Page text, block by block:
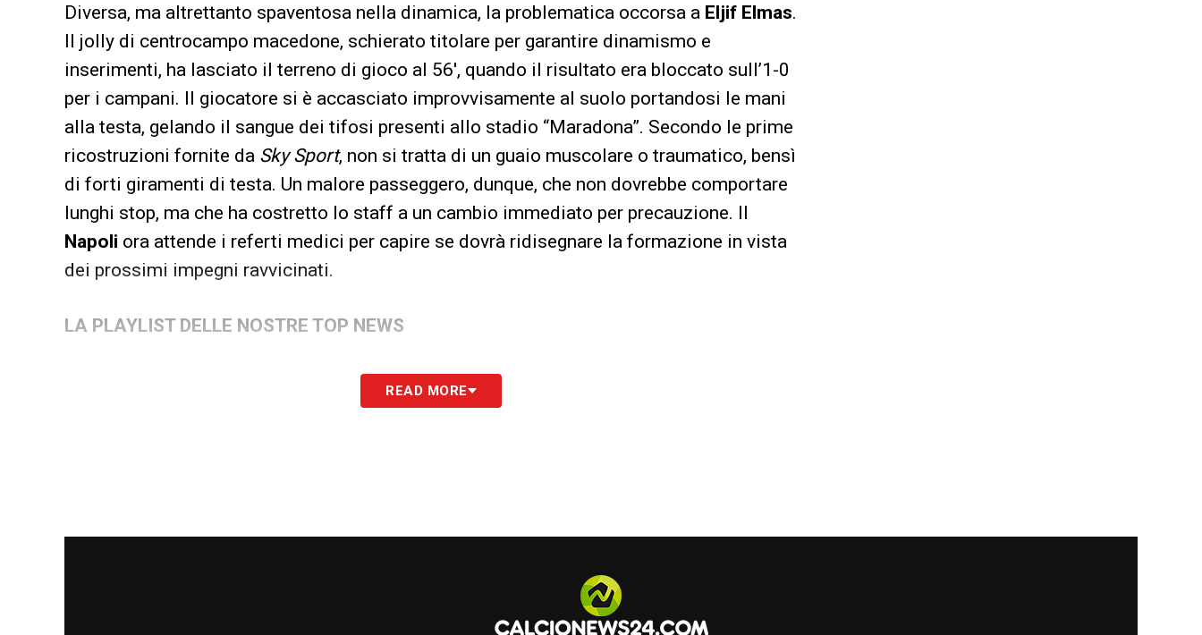
Diversa, ma altrettanto spaventosa nella dinamica, la problematica occorsa a Eljif Elmas.
Il jolly di centrocampo macedone, schierato titolare per garantire dinamismo e
inserimenti, ha lasciato il terreno di gioco al 56′, quando il risultato era bloccato sull’1-0
per i campani. Il giocatore si è accasciato improvvisamente al suolo portandosi le mani
alla testa, gelando il sangue dei tifosi presenti allo stadio “Maradona”. Secondo le prime
ricostruzioni fornite da Sky Sport, non si tratta di un guaio muscolare o traumatico, bensì
di forti giramenti di testa. Un malore passeggero, dunque, che non dovrebbe comportare
lunghi stop, ma che ha costretto lo staff a un cambio immediato per precauzione. Il
Napoli ora attende i referti medici per capire se dovrà ridisegnare la formazione in vista
dei prossimi impegni ravvicinati.
LA PLAYLIST DELLE NOSTRE TOP NEWS
READ MORE